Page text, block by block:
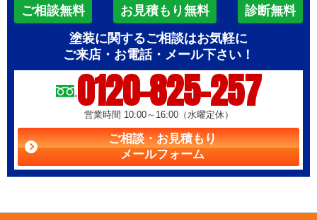
ご相談無料 お見積もり無料
診断無料
塗装に関するご相談はお気軽に
ご来店・お電話・メール下さい！
0120-825-257
営業時間 10:00～16:00（水曜定休）
ご相談・お見積もり
メールフォーム